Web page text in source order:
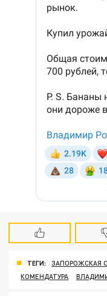
ТЕГИ: ЗАПОРОЖСКАЯ
КОМЕНДАТУРА